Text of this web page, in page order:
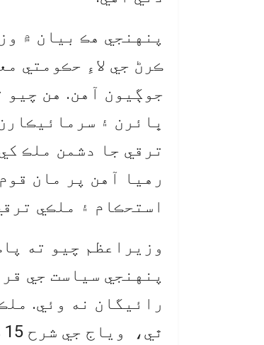
پنهنجي هڪ بيان ۾
ڪرڻ جي لاءِ حڪومتي
جوڳيون آهن. هن
ڀائرن ۽
ترقي جا دشمن ملڪ
رهيا آهن پر مان
استحڪام ۽ ملڪي
وزيراعظم چيو ته
پنهنجي سياست جي
رائيگان نه وئي.